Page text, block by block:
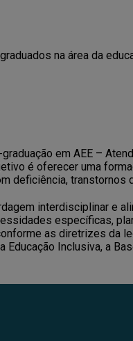
na área da
em AEE –
é oferecer uma
deficiência,
interdisciplinar e
específicas,
as diretrizes da
Educação Inclusiva, a